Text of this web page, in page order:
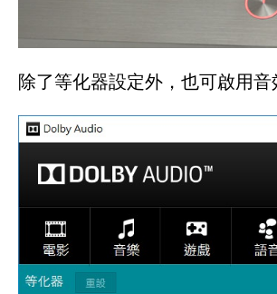
除了等化器設定外，也可啟用音